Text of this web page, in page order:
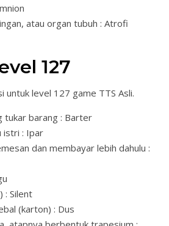
atau organ tubuh : Atrofi
127
untuk level 127 game TTS Asli.
tukar barang : Barter
istri : Ipar
dan membayar lebih dahulu :
: Silent
(karton) : Dus